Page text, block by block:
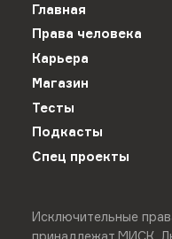
Главная
Права человека
Карьера
Магазин
Тесты
Подкасты
Спец проекты
Исключительные
принадлежат МИСК.